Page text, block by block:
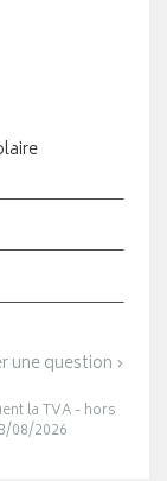
une question ›
la TVA - hors
08/2026